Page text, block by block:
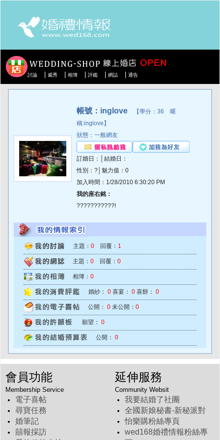
討論 威秀 相簿 評鑑 網誌 通告
帳號：inglove 【學分：36 暱
稱:inglove】
狀態：一般網友
訂婚日：│結婚日：
性別：?│魅力值：0
加入時間：1/28/2010 6:30:20 PM
我的座右銘：
???????????!
主題： 0 回覆： 1
主題： 0 回覆： 0
相簿： 0
婚紗： 0 喜宴： 0 喜餅： 0
公開： 0 未公開： 0
願望： 0
公開： 0
會員功能
Membership Service
電子喜帖
尋寶任務
婚筆記
囍報採訪
延伸服務
Community Websit
我要結婚了社團
全國新娘秘書-新秘派對
怡樂購粉絲專頁
wed168婚禮情報粉絲專